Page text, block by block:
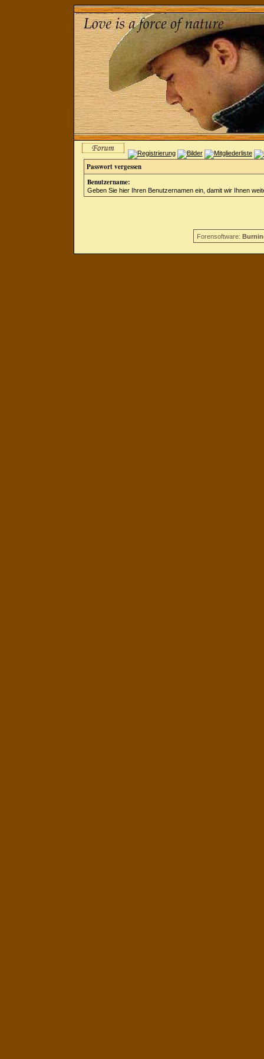
Passwort vergessen
Benutzername:
Geben Sie hier Ihren Benutzernamen ein, damit wir Ihnen
Forensoftware: